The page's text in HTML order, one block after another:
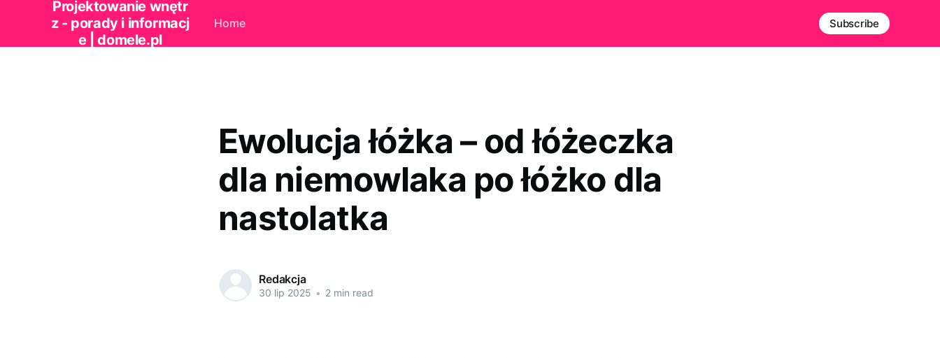
Projektowanie wnętr
z - porady i informacj
e | domele.pl
Home Subscribe
Ewolucja łóżka – od łóżeczka
dla niemowlaka po łóżko dla
nastolatka
Redakcja
30 lip 2025 • 2 min read